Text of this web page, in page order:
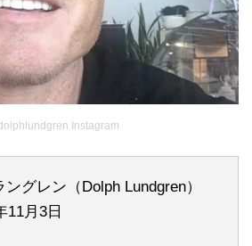
Instagram
グレン（Dolph Lundgren）
11月3日